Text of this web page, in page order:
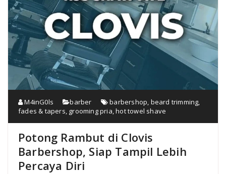
M4inG0ls barber barbershop, beard trimming,
fades & tapers, grooming pria,hot towel shave
Potong Rambut di Clovis
Barbershop, Siap Tampil Lebih
Percaya Diri